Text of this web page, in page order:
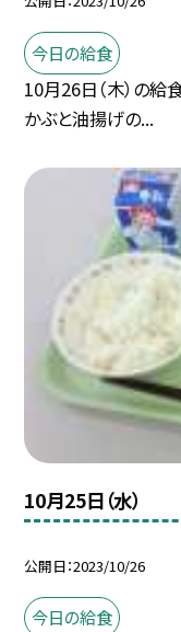
今日の給食
10月26日（木）の給
かぶと油揚げの...
10月25日（水）
公開日 2023/10/26
今日の給食